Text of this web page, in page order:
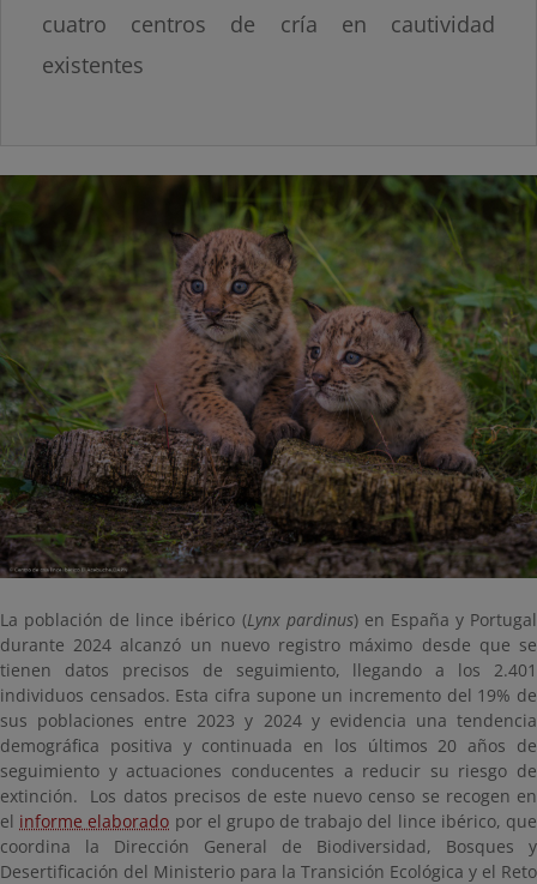
cuatro centros de cría en cautividad
existentes
La población de lince ibérico (Lynx pardinus) en España y Portugal
durante 2024 alcanzó un nuevo registro máximo desde que se
tienen datos precisos de seguimiento, llegando a los 2.401
individuos censados. Esta cifra supone un incremento del 19% de
sus poblaciones entre 2023 y 2024 y evidencia una tendencia
demográfica positiva y continuada en los últimos 20 años de
seguimiento y actuaciones conducentes a reducir su riesgo de
extinción. Los datos precisos de este nuevo censo se recogen en
el informe elaborado por el grupo de trabajo del lince ibérico, que
coordina la Dirección General de Biodiversidad, Bosques y
Desertificación del Ministerio para la Transición Ecológica y el Reto